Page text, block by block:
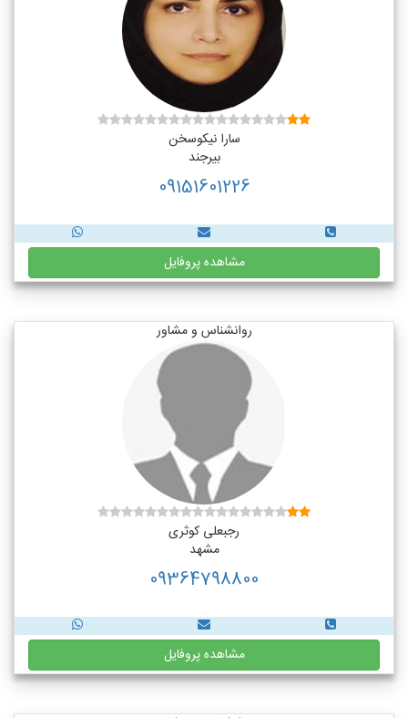
سارا نیکوسخن
بیرجند
09151601226
مشاهده پروفایل
روانشناس و مشاور
رجبعلی کوثری
مشهد
09364798800
مشاهده پروفایل